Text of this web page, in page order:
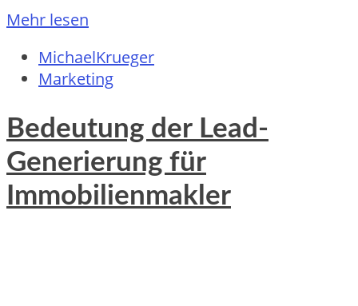
Mehr lesen
MichaelKrueger
Marketing
Bedeutung der Lead-
Generierung für
Immobilienmakler